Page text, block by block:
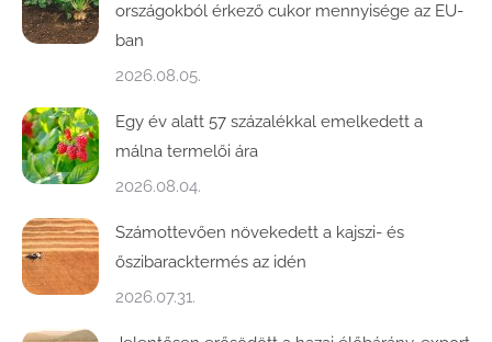
országokból érkező cukor mennyisége az EU-
ban
2026.08.05.
Egy év alatt 57 százalékkal emelkedett a
málna termelői ára
2026.08.04.
Számottevően növekedett a kajszi- és
őszibaracktermés az idén
2026.07.31.